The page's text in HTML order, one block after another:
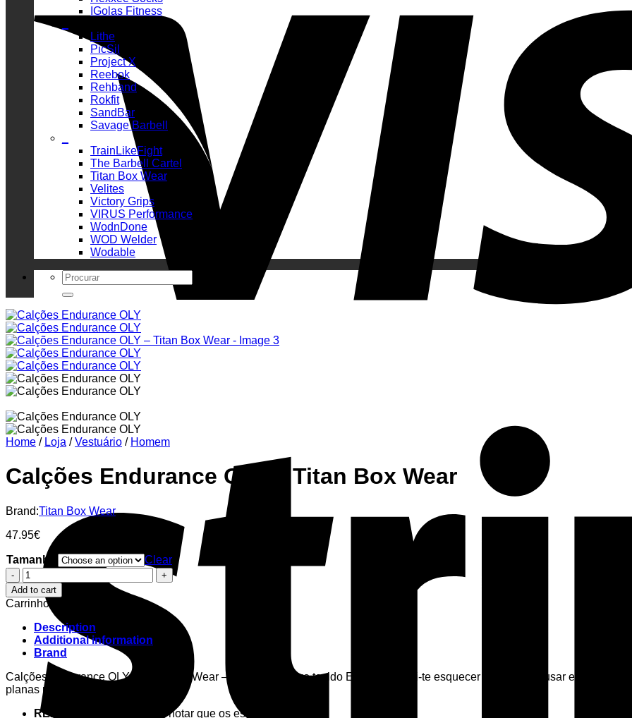
IGolas Fitness
Lithe
PicSil
Project X
Reebok
Rehband
Rokfit
SandBar
Savage Barbell
TrainLikeFight
The Barbell Cartel
Titan Box Wear
Velites
Victory Grips
VIRUS Performance
WodnDone
WOD Welder
Wodable
Search
for:
Home / Loja / Vestuário / Homem
Calções Endurance OLY – Titan Box Wear
Brand:Titan Box Wear
47.95€
Tamanho
Clear
Calções
Endurance
OLY
–
Titan
Box
Wear
quantity
Add to cart
Carrinho
Description
Additional information
Brand
Calções Endurance OLY – Titan Box Wear – Graças ao novo tecido Endurance vai-te esquecer que estás a usar estes
planas para evitar atrito.
RELAXED FIT
– Não vais notar que os estás a usar